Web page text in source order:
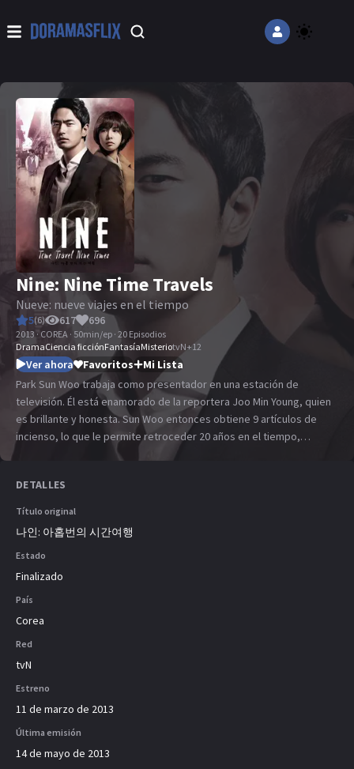
Nine: Nine Time Travels
Nueve: nueve viajes en el tiempo
5(6) 617 696
2013 · COREA · 50min/ep · 20 Episodios
DramaCiencia ficciónFantasíaMisteriotvN+12
Ver ahora Favoritos
Mi Lista
Park Sun Woo trabaja como presentador en una estación de
televisión. Él está enamorado de la reportera Joo Min Young, quien
es brillante y honesta. Sun Woo entonces obtiene 9 artículos de
incienso, lo que le permite retroceder 20 años en el tiempo,
DETALLES
Título original
나인: 아홉번의 시간여행
Estado
Finalizado
País
Corea
Red
tvN
Estreno
11 de marzo de 2013
Última emisión
14 de mayo de 2013